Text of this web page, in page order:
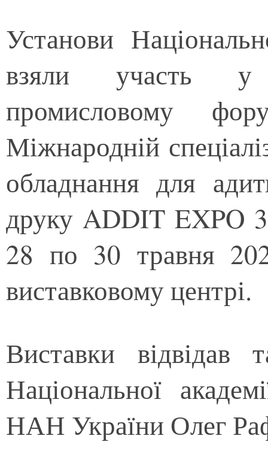
Установи
взяли участь
промисловому
Міжнародній
обладнання для
друку ADDIT EXPO
28 по 30 травня
виставковому центрі.
Виставки відвідав
Національної
НАН України Олег